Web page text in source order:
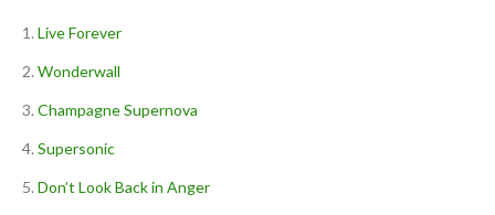
Live Forever
Wonderwall
Champagne Supernova
Supersonic
Don’t Look Back in Anger